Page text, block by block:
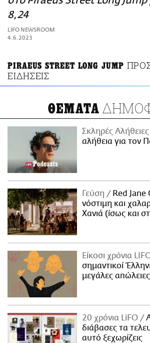
ΑΜΠΑ
PRINT
8,24
LIFO NEWSROOM
4.6.2023
PIRAEUS STREET LONG JUMP
ΕΙΔΗΣΕΙΣ
ΘΕΜΑΤΑ
Σκληρές Αλήθειες
αλήθεια για τον
Γεύση
Red Jane
νόστιμη και
Χανιά (ίσως και
Είκοσι χρόνια
σημαντικοί
μεγάλες απώλειες
20 χρόνια LiFO
διάβασες τα
αυτό ξεχωρίζεις